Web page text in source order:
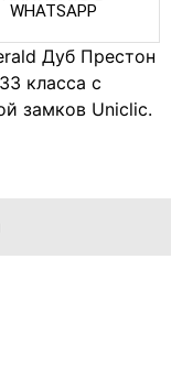
WHATSAPP
Дуб Престон
класса с
замков Uniclic.